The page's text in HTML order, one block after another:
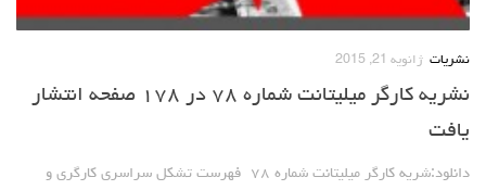
نشریات ژانویه 21, 2015
نشریه کارگر میلیتانت شماره ۷۸ در ۱۷۸ صفحه انتشار
یافت
دانلود:‌شریه کارگر میلیتانت شماره ۷۸ فهرست تشکل سراسری کارگری و